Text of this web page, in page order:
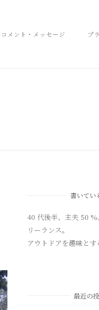
コメント・メッセージ プ
書いてい
40 代後半、主夫 50
リーランス。
アウトドアを趣味とす
最近の